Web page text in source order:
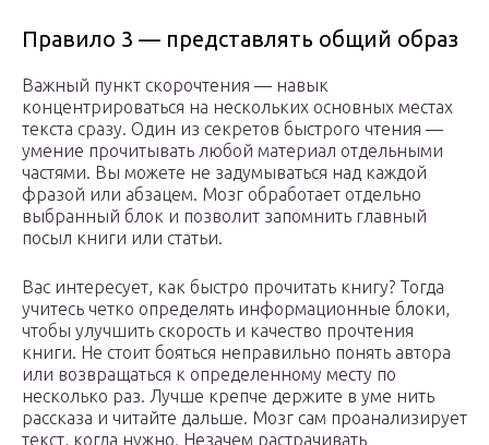
Правило 3 — представлять общий образ
Важный пункт скорочтения — навык
концентрироваться на нескольких основных местах
текста сразу. Один из секретов быстрого чтения —
умение прочитывать любой материал отдельными
частями. Вы можете не задумываться над каждой
фразой или абзацем. Мозг обработает отдельно
выбранный блок и позволит запомнить главный
посыл книги или статьи.
Вас интересует, как быстро прочитать книгу? Тогда
учитесь четко определять информационные блоки,
чтобы улучшить скорость и качество прочтения
книги. Не стоит бояться неправильно понять автора
или возвращаться к определенному месту по
несколько раз. Лучше крепче держите в уме нить
рассказа и читайте дальше. Мозг сам проанализирует
текст, когда нужно. Незачем растрачивать